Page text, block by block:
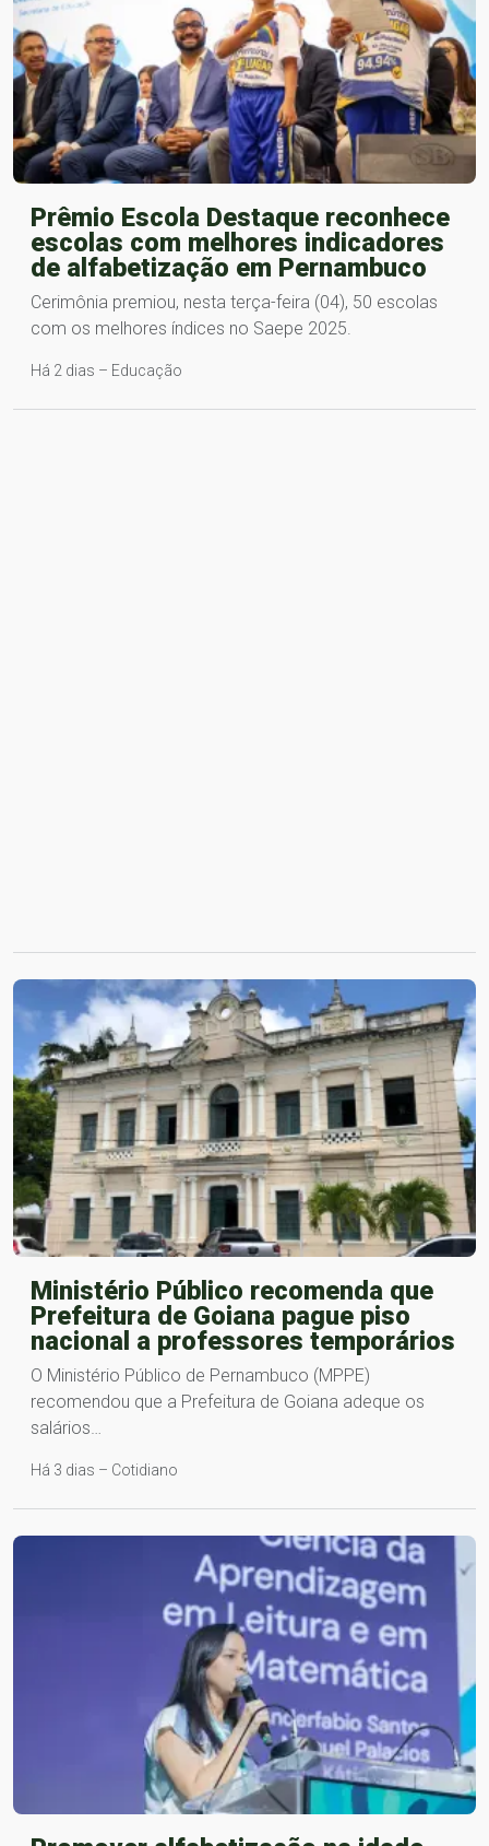
Prêmio Escola Destaque reconhece
escolas com melhores indicadores
de alfabetização em Pernambuco
Cerimônia premiou, nesta terça-feira (04), 50 escolas
com os melhores índices no Saepe 2025.
Há 2 dias – Educação
Ministério Público recomenda que
Prefeitura de Goiana pague piso
nacional a professores temporários
O Ministério Público de Pernambuco (MPPE)
recomendou que a Prefeitura de Goiana adeque os
salários…
Há 3 dias – Cotidiano